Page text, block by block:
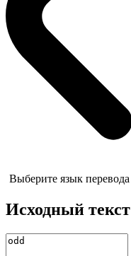
Выберите язык перевода
Исходный текст